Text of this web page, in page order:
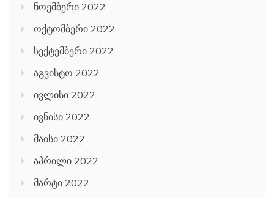
ნოემბერი 2022
ოქტომბერი 2022
სექტემბერი 2022
აგვისტო 2022
ივლისი 2022
ივნისი 2022
მაისი 2022
აპრილი 2022
მარტი 2022